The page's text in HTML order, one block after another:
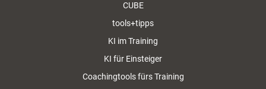
CUBE
tools+tipps
KI im Training
KI für Einsteiger
Coachingtools fürs Training